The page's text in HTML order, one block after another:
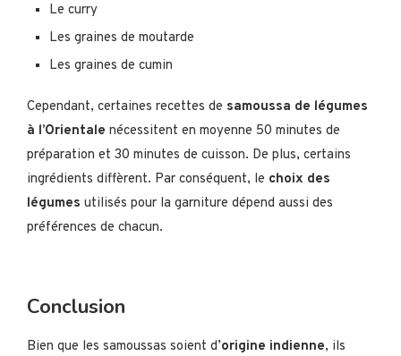
Le curry
Les graines de moutarde
Les graines de cumin
Cependant, certaines recettes de samoussa de légumes
à l’Orientale nécessitent en moyenne 50 minutes de
préparation et 30 minutes de cuisson. De plus, certains
ingrédients diffèrent. Par conséquent, le choix des
légumes utilisés pour la garniture dépend aussi des
préférences de chacun.
Conclusion
Bien que les samoussas soient d’origine indienne, ils